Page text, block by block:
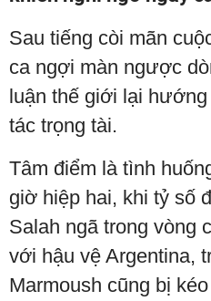
Sau tiếng còi mãn
ca ngợi màn ngược
luận thế giới lại
tác trọng tài.
Tâm điểm là tình
giờ hiệp hai, khi tỷ số
Salah ngã trong vòng
với hậu vệ Argentina,
Marmoush cũng bị